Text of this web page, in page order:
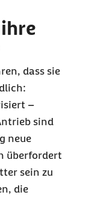
dass sie
–
sind
neue
überfordert
sein zu
die